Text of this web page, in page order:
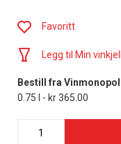
Favoritt
Legg til Min
Bestill fra
0.75 l - kr 365.00